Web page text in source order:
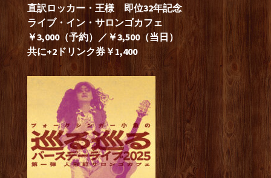
直訳ロッカー・王様 即位32年記念
ライブ・イン・サロンゴカフェ
￥3,000（予約）／￥3,500（当日）
共に+2ドリンク券￥1,400